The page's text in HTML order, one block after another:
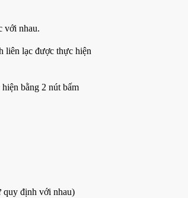
với nhau.
liên lạc được thực hiện
bằng 2 nút bấm
quy định với nhau)